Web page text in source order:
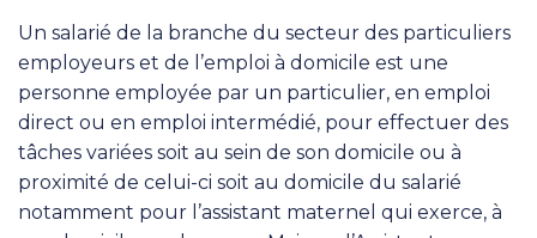
Un salarié de la branche du secteur des particuliers
employeurs et de l’emploi à domicile est une
personne employée par un particulier, en emploi
direct ou en emploi intermédié, pour effectuer des
tâches variées soit au sein de son domicile ou à
proximité de celui-ci soit au domicile du salarié
notamment pour l’assistant maternel qui exerce, à